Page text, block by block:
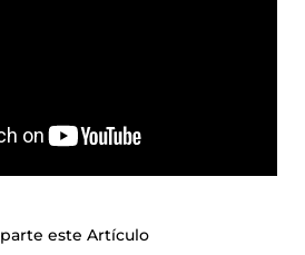
este Artículo